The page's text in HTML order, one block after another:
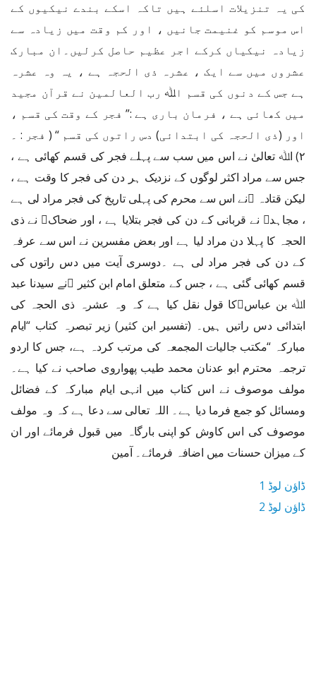
کی یہ تنزیلات اسلئے ہیں تاکہ اسکے بندے نیکیوں کے
اس موسم کو غنیمت جانیں ، اور کم وقت میں زیادہ سے
زیادہ نیکیاں کرکے اجر عظیم حاصل کرلیں۔ان مبارک
عشروں میں سے ایک ، عشرہ ذی الحجہ ہے ، یہ وہ عشرہ
ہے جس کے دنوں کی قسم اﷲ رب العالمین نے قرآن مجید
میں کھائی ہے ، فرمان باری ہے :” فجر کے وقت کی قسم ،
اور (ذی الحجہ کی ابتدائی) دس راتوں کی قسم “ ( فجر : ۔
۲) اﷲ تعالیٰ نے اس میں سب سے پہلے فجر کی قسم کھائی ہے ،
جس سے مراد اکثر لوگوں کے نزدیک ہر دن کی فجر کا وقت ہے ،
لیکن قتادہ ﷫نے اس سے محرم کی پہلی تاریخ کی فجر مراد لی ہے
، مجاہد﷫ نے قربانی کے دن کی فجر بتلایا ہے ، اور ضحاک﷫ نے ذی
الحجہ کا پہلا دن مراد لیا ہے اور بعض مفسرین نے اس سے عرفہ
کے دن کی فجر مراد لی ہے ۔دوسری آیت میں دس راتوں کی
قسم کھائی گئی ہے ، جس کے متعلق امام ابن کثیر ﷫نے سیدنا عبد
اﷲ بن عباس﷜کا قول نقل کیا ہے کہ وہ عشرہ ذی الحجہ کی
ابتدائی دس راتیں ہیں۔ (تفسیر ابن کثیر) زیر تبصرہ کتاب “ایام
مبارکہ “مکتب جالیات المجمعہ کی مرتب کردہ ہے، جس کا اردو
ترجمہ محترم ابو عدنان محمد طیب پھواروی صاحب نے کیا ہے۔
مولف موصوف نے اس کتاب میں انہی ایام مبارکہ کے فضائل
ومسائل کو جمع فرما دیا ہے۔ اللہ تعالی سے دعا ہے کہ وہ مولف
موصوف کی اس کاوش کو اپنی بارگاہ میں قبول فرمائے اور ان
کے میزان حسنات میں اضافہ فرمائے۔ آمین
ڈاؤن لوڈ 1
ڈاؤن لوڈ 2